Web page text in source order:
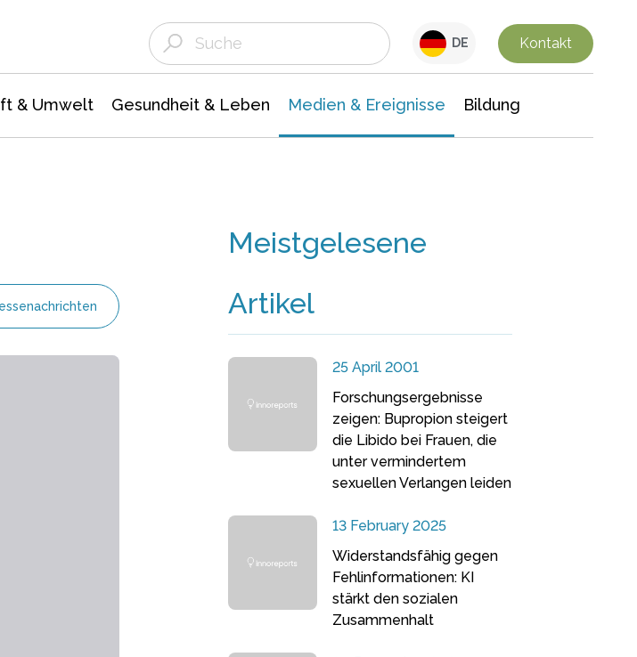
DE Kontakt
& Umwelt Gesundheit & Leben Medien & Ereignisse Bildung
Meistgelesene
Artikel
25 April 2001
Forschungsergebnisse
zeigen: Bupropion steigert
die Libido bei Frauen, die
unter vermindertem
sexuellen Verlangen leiden
13 February 2025
Widerstandsfähig gegen
Fehlinformationen: KI
stärkt den sozialen
Zusammenhalt